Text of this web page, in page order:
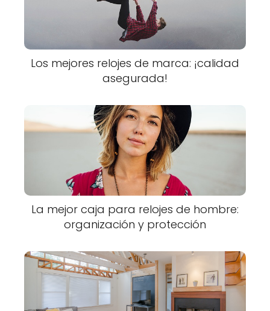
Los mejores relojes de marca: ¡calidad
asegurada!
La mejor caja para relojes de hombre:
organización y protección